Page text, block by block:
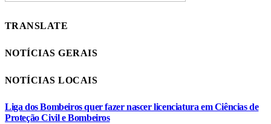
TRANSLATE
NOTÍCIAS GERAIS
NOTÍCIAS LOCAIS
Liga dos Bombeiros quer fazer nascer licenciatura em Ciências de
Proteção Civil e Bombeiros